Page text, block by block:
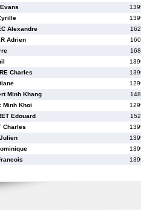
Alexandre
Adrien
Charles
Minh Khang
Minh Khoi
Edouard
Charles